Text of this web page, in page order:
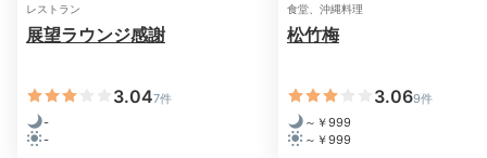
レストラン
展望ラウンジ感謝
3.047件
-
-
食堂、沖縄料理
松竹梅
3.069件
～￥999
～￥999